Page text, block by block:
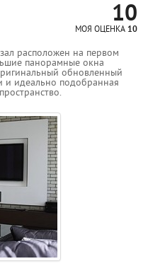
10
МОЯ ОЦЕНКА 10
расположен на первом
панорамные окна
обновленный
и идеально подобранная